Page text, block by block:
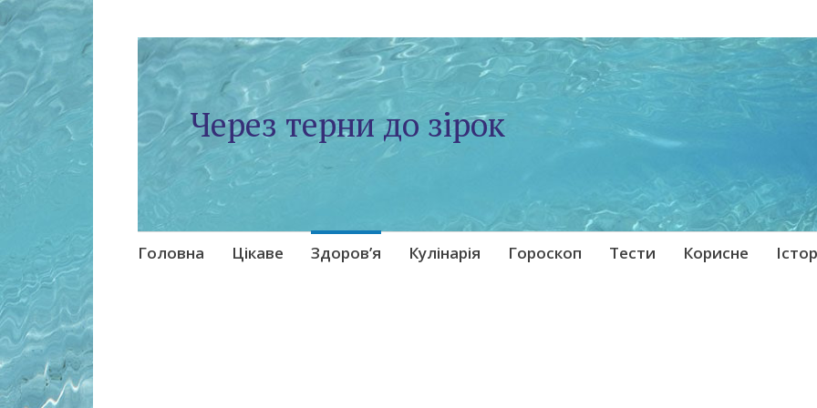
Через терни до зірок
Skip
Головна Цікаве Здоров’я Кулінарія Гороскоп Тести Корисне